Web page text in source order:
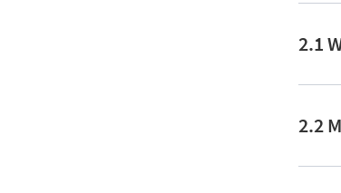
2.1
2.2